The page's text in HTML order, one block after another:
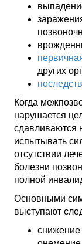
других
Когда
нарушается
сдавливаются
испытывать
отсутствии
болезни
полной
Основными
выступают
снижение